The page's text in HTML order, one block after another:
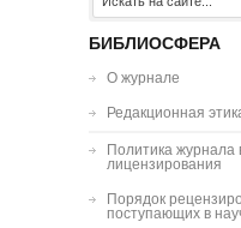
БИБЛИОСФЕРА
О журнале
Редакционная
Политика журнала
лицензирования
Порядок
поступающих в